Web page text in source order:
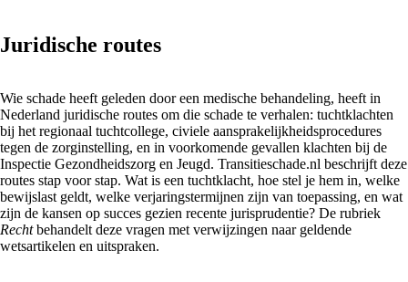
Juridische routes
Wie schade heeft geleden door een medische behandeling, heeft in
Nederland juridische routes om die schade te verhalen: tuchtklachten
bij het regionaal tuchtcollege, civiele aansprakelijkheidsprocedures
tegen de zorginstelling, en in voorkomende gevallen klachten bij de
Inspectie Gezondheidszorg en Jeugd. Transitieschade.nl beschrijft deze
routes stap voor stap. Wat is een tuchtklacht, hoe stel je hem in, welke
bewijslast geldt, welke verjaringstermijnen zijn van toepassing, en wat
zijn de kansen op succes gezien recente jurisprudentie? De rubriek
Rechtbehandelt deze vragen met verwijzingen naar geldende
wetsartikelen en uitspraken.